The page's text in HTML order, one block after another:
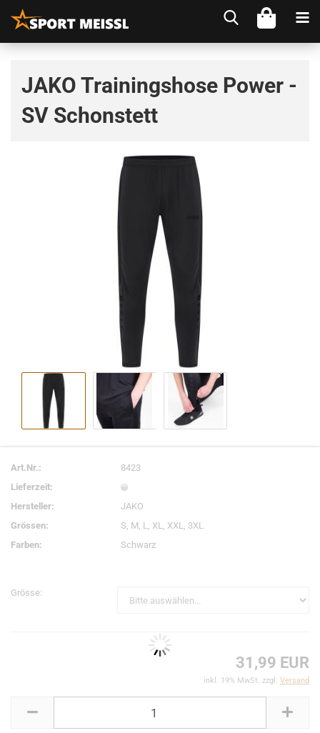
JAKO Trainingshose Power -
SV Schonstett
Art.Nr.:
8423
Lieferzeit:
Hersteller:
JAKO
Grössen:
S, M, L, XL, XXL, 3XL
Farben:
Schwarz
Grösse:
31,99 EUR
inkl. 19% MwSt. zzgl. Versand